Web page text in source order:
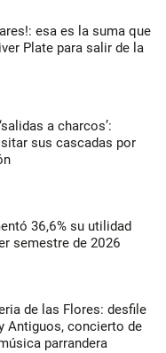
esa es la suma que
Plate para salir de la
a charcos’:
sus cascadas por
36,6% su utilidad
semestre de 2026
de las Flores: desfile
Antiguos, concierto de
parrandera